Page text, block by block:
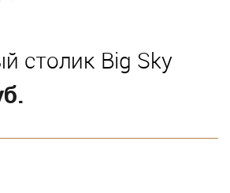
столик Big Sky